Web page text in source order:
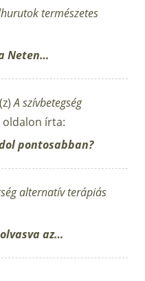
természetes
Neten…
A szívbetegség
oldalon írta:
pontosabban?
alternatív terápiás
az…